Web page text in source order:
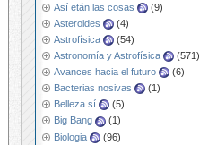
Así etán las cosas
(9)
Asteroides
(4)
Astrofísica
(54)
Astronomía y Astrofísica
(571)
Avances hacia el futuro
(6)
Bacterias nosivas
(1)
Belleza sí
(5)
Big Bang
(1)
Biologia
(96)